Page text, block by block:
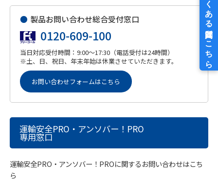
● 製品お問い合わせ総合受付窓口
0120-609-100
当日対応受付時間：9:00～17:30（電話受付は24時間）
※土、日、祝日、年末年始は休業させていただきます。
お問い合わせフォームはこちら
運輸安全PRO・アンソバー！PRO
専用窓口
運輸安全PRO・アンソバー！PROに関するお問い合わせはこち
ら